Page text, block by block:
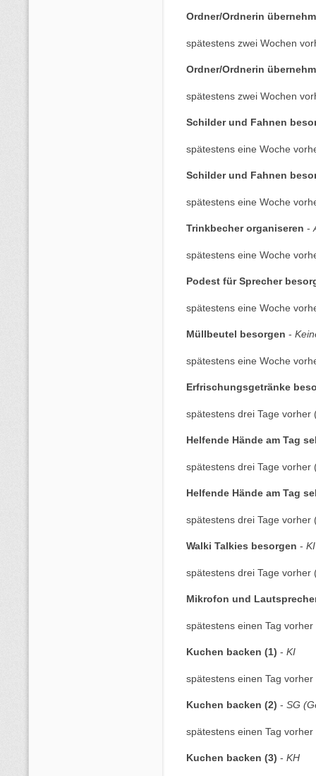
Ordner/Ordnerin
spätestens zwei Wochen
Ordner/Ordnerin
spätestens zwei Wochen
Schilder und Fahnen
spätestens eine Woche
Schilder und Fahnen
spätestens eine Woche
Trinkbecher organiseren -
spätestens eine Woche
Podest für Sprecher
spätestens eine Woche
Müllbeutel besorgen -
spätestens eine Woche
Erfrischungsgetränke
spätestens drei Tage vorher
Helfende Hände am Tag
spätestens drei Tage vorher
Helfende Hände am Tag
spätestens drei Tage vorher
Walki Talkies besorgen - KI
spätestens drei Tage vorher
Mikrofon und
spätestens einen Tag vorher
Kuchen backen (1) - KI
spätestens einen Tag vorher
Kuchen backen (2) - SG
spätestens einen Tag vorher
Kuchen backen (3) - KH